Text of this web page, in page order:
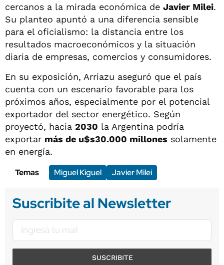
cercanos a la mirada económica de Javier Milei.
Su planteo apuntó a una diferencia sensible
para el oficialismo: la distancia entre los
resultados macroeconómicos y la situación
diaria de empresas, comercios y consumidores.
En su exposición, Arriazu aseguró que el país
cuenta con un escenario favorable para los
próximos años, especialmente por el potencial
exportador del sector energético. Según
proyectó, hacia 2030 la Argentina podría
exportar más de u$s30.000 millones solamente
en energía.
Temas
Miguel Kiguel Javier Milei
Suscribite al Newsletter
SUSCRIBITE